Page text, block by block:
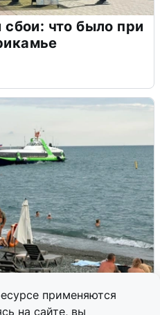
применяются
на сайте, вы
что было при
рассказали